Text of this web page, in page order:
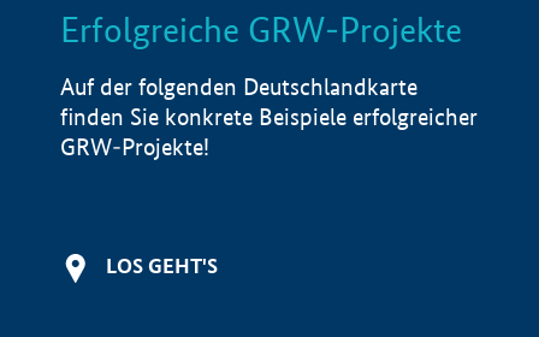
LISTE Info
Erfolgreiche GRW-Projekte
Auf der folgenden Deutschlandkarte
finden Sie konkrete Beispiele erfolgreicher
GRW-Projekte!
LOS GEHT'S